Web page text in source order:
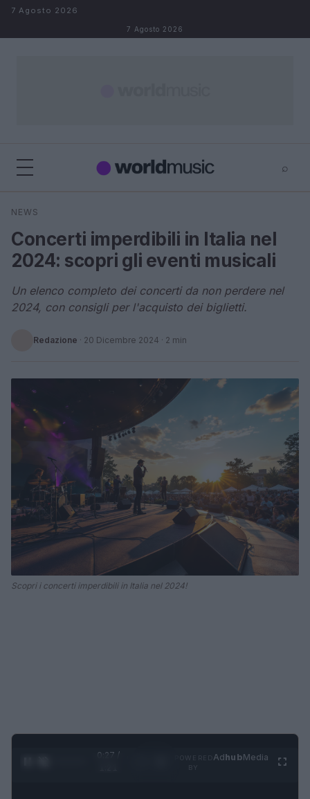
Salta al contenuto
7 Agosto 2026
7 Agosto 2026
⌕
Cerca
NEWS
Concerti imperdibili in Italia nel
2024: scopri gli eventi musicali
Un elenco completo dei concerti da non perdere nel
2024, con consigli per l'acquisto dei biglietti.
Redazione · 20 Dicembre 2024 · 2 min
Scopri i concerti imperdibili in Italia nel 2024!
0:28 /
AdhubMedia